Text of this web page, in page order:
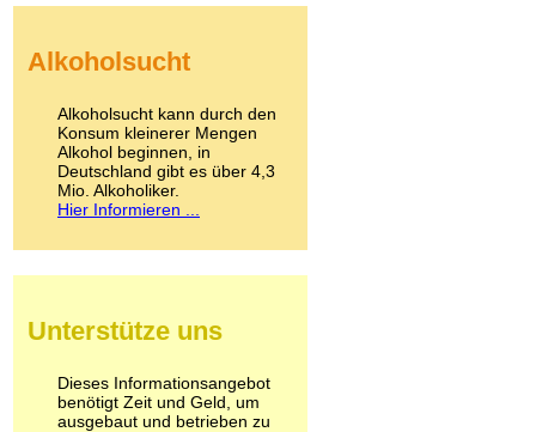
Kokain
LSD
Marihuana
Medikamente
Meskalin
Metamphetamin
Methadon
Pilze
Psychopharmaka
Schlafmittel
Schmerzmittel
Alkoholsucht
Alkoholsucht kann durch den
Konsum kleinerer Mengen
Alkohol beginnen, in
Deutschland gibt es über 4,3
Mio. Alkoholiker.
Hier Informieren ...
Unterstütze uns
Dieses Informationsangebot
benötigt Zeit und Geld, um
ausgebaut und betrieben zu